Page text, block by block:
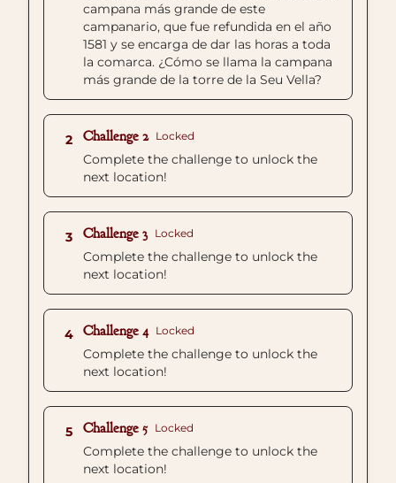
campana más grande de este
campanario, que fue refundida en el año
1581 y se encarga de dar las horas a toda
la comarca. ¿Cómo se llama la campana
más grande de la torre de la Seu Vella?
2 Challenge 2 Locked
Complete the challenge to unlock the
next location!
3 Challenge 3 Locked
Complete the challenge to unlock the
next location!
4 Challenge 4 Locked
Complete the challenge to unlock the
next location!
5 Challenge 5 Locked
Complete the challenge to unlock the
next location!